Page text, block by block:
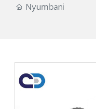
Nyumbani